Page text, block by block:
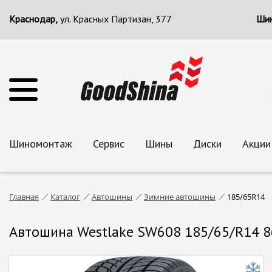
Краснодар, ул. Красных Партизан, 377
Шиномонтаж Сервис Шины Диски Акции
Главная Каталог Автошины Зимние автошины 185/65R14
Автошина Westlake SW608 185/65/R14